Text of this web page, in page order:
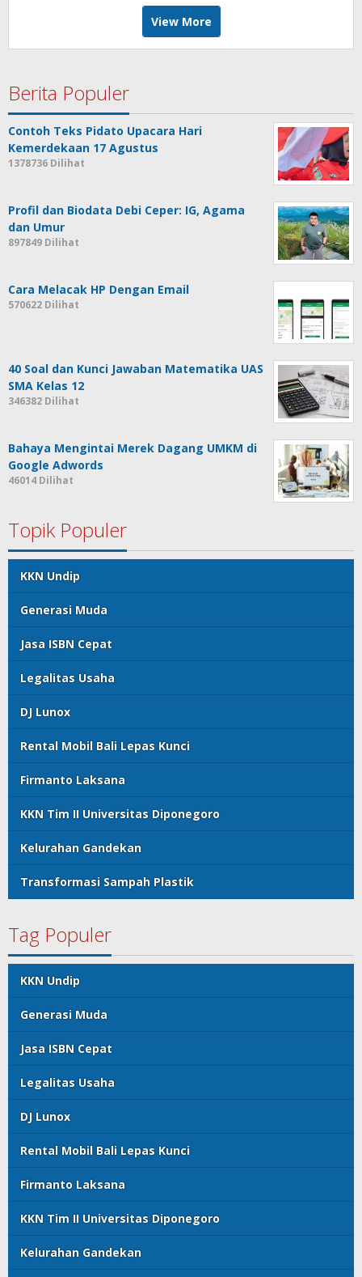
View More
Berita Populer
Contoh Teks Pidato Upacara Hari
Kemerdekaan 17 Agustus
1378736 Dilihat
Profil dan Biodata Debi Ceper: IG, Agama
dan Umur
897849 Dilihat
Cara Melacak HP Dengan Email
570622 Dilihat
40 Soal dan Kunci Jawaban Matematika UAS
SMA Kelas 12
346382 Dilihat
Bahaya Mengintai Merek Dagang UMKM di
Google Adwords
46014 Dilihat
Topik Populer
KKN Undip
Generasi Muda
Jasa ISBN Cepat
Legalitas Usaha
DJ Lunox
Rental Mobil Bali Lepas Kunci
Firmanto Laksana
KKN Tim II Universitas Diponegoro
Kelurahan Gandekan
Transformasi Sampah Plastik
Tag Populer
KKN Undip
Generasi Muda
Jasa ISBN Cepat
Legalitas Usaha
DJ Lunox
Rental Mobil Bali Lepas Kunci
Firmanto Laksana
KKN Tim II Universitas Diponegoro
Kelurahan Gandekan